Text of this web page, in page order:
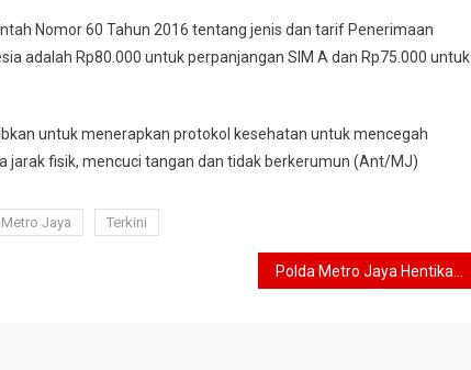
Nomor 60 Tahun 2016 tentang jenis dan tarif Penerimaan
adalah Rp80.000 untuk perpanjangan SIM A dan Rp75.000 untuk
untuk menerapkan protokol kesehatan untuk mencegah
jarak fisik, mencuci tangan dan tidak berkerumun (Ant/MJ)
Jaya Terkini